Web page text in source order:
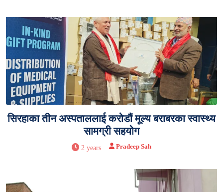
सिरहाका तीन अस्पताललाई करोडौं मूल्य बराबरका स्वास्थ्य
सामग्री सहयोग
2 years Pradeep Sah